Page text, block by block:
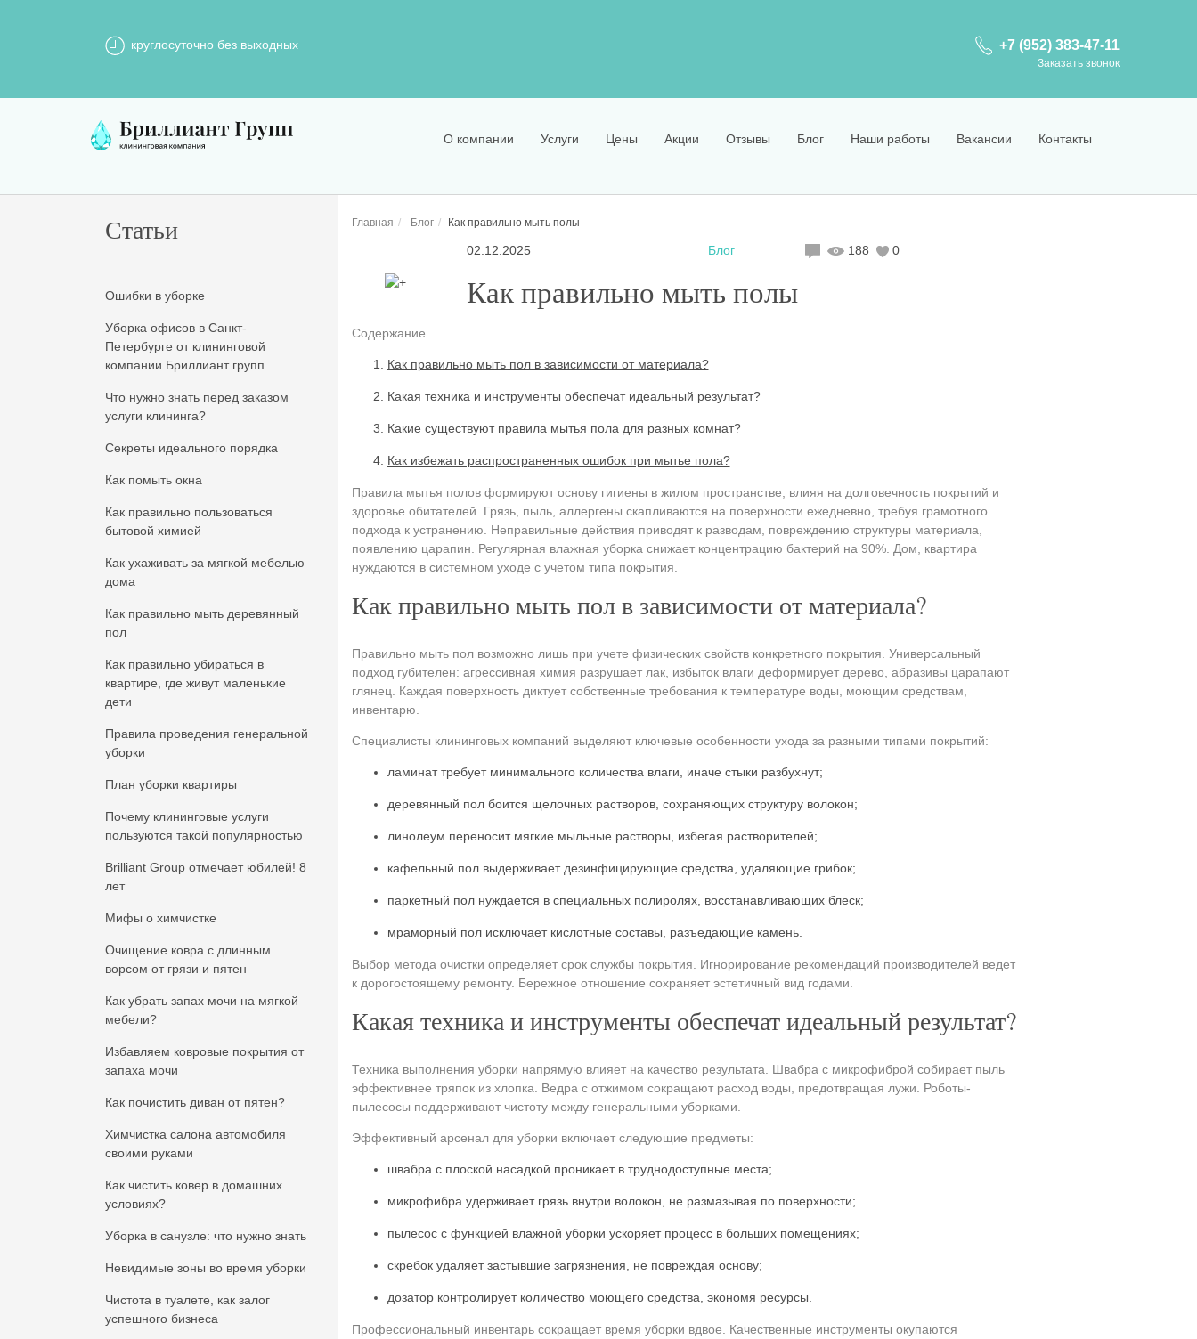
круглосуточно без выходных +7 (952) 383-47-11
Заказать звонок
О компании Услуги Цены Акции Отзывы Блог Наши работы Вакансии Контакты
Статьи
Ошибки в уборке
Уборка офисов в Санкт-
Петербурге от клининговой
компании Бриллиант групп
Что нужно знать перед заказом
услуги клининга?
Секреты идеального порядка
Как помыть окна
Как правильно пользоваться
бытовой химией
Как ухаживать за мягкой мебелью
дома
Как правильно мыть деревянный
пол
Как правильно убираться в
квартире, где живут маленькие
дети
Правила проведения генеральной
уборки
План уборки квартиры
Почему клининговые услуги
пользуются такой популярностью
Brilliant Group отмечает юбилей! 8
лет
Мифы о химчистке
Очищение ковра с длинным
ворсом от грязи и пятен
Как убрать запах мочи на мягкой
мебели?
Избавляем ковровые покрытия от
запаха мочи
Как почистить диван от пятен?
Химчистка салона автомобиля
своими руками
Как чистить ковер в домашних
условиях?
Уборка в санузле: что нужно знать
Невидимые зоны во время уборки
Чистота в туалете, как залог
успешного бизнеса
Главная Блог Как правильно мыть полы
02.12.2025 Блог 188 0
Как правильно мыть полы
Содержание
Как правильно мыть пол в зависимости от материала?
Какая техника и инструменты обеспечат идеальный результат?
Какие существуют правила мытья пола для разных комнат?
Как избежать распространенных ошибок при мытье пола?
Правила мытья полов формируют основу гигиены в жилом пространстве, влияя на долговечность покрытий и
здоровье обитателей. Грязь, пыль, аллергены скапливаются на поверхности ежедневно, требуя грамотного
подхода к устранению. Неправильные действия приводят к разводам, повреждению структуры материала,
появлению царапин. Регулярная влажная уборка снижает концентрацию бактерий на 90%. Дом, квартира
нуждаются в системном уходе с учетом типа покрытия.
Как правильно мыть пол в зависимости от материала?
Правильно мыть пол возможно лишь при учете физических свойств конкретного покрытия. Универсальный
подход губителен: агрессивная химия разрушает лак, избыток влаги деформирует дерево, абразивы царапают
глянец. Каждая поверхность диктует собственные требования к температуре воды, моющим средствам,
инвентарю.
Специалисты клининговых компаний выделяют ключевые особенности ухода за разными типами покрытий:
ламинат требует минимального количества влаги, иначе стыки разбухнут;
деревянный пол боится щелочных растворов, сохраняющих структуру волокон;
линолеум переносит мягкие мыльные растворы, избегая растворителей;
кафельный пол выдерживает дезинфицирующие средства, удаляющие грибок;
паркетный пол нуждается в специальных полиролях, восстанавливающих блеск;
мраморный пол исключает кислотные составы, разъедающие камень.
Выбор метода очистки определяет срок службы покрытия. Игнорирование рекомендаций производителей ведет
к дорогостоящему ремонту. Бережное отношение сохраняет эстетичный вид годами.
Какая техника и инструменты обеспечат идеальный результат?
Техника выполнения уборки напрямую влияет на качество результата. Швабра с микрофиброй собирает пыль
эффективнее тряпок из хлопка. Ведра с отжимом сокращают расход воды, предотвращая лужи. Роботы-
пылесосы поддерживают чистоту между генеральными уборками.
Эффективный арсенал для уборки включает следующие предметы:
швабра с плоской насадкой проникает в труднодоступные места;
микрофибра удерживает грязь внутри волокон, не размазывая по поверхности;
пылесос с функцией влажной уборки ускоряет процесс в больших помещениях;
скребок удаляет застывшие загрязнения, не повреждая основу;
дозатор контролирует количество моющего средства, экономя ресурсы.
Профессиональный инвентарь сокращает время уборки вдвое. Качественные инструменты окупаются